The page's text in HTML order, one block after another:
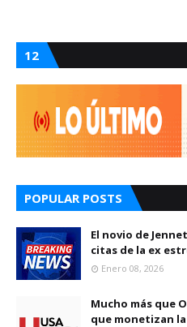
12
POPULAR POSTS
El novio de
citas de la ex
Enero 08, 2026
Mucho más que
que monetizan